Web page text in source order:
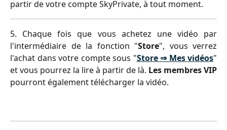
partir de votre compte SkyPrivate, à tout moment.
5. Chaque fois que vous achetez une vidéo par
l'intermédiaire de la fonction "Store", vous verrez
l'achat dans votre compte sous "Store ⇒ Mes vidéos"
et vous pourrez la lire à partir de là. Les membres VIP
pourront également télécharger la vidéo.